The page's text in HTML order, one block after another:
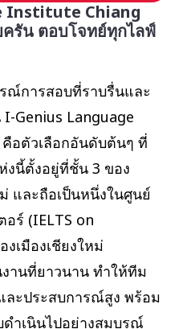
Institute Chiang
รัน ตอบโจทย์ทุกไลฟ์
ณ์การสอบที่ราบรื่นและ
Genius Language
อตัวเลือกอันดับต้นๆ ที่
งนี้ตั้งอยู่ที่ชั้น 3 ของ
และถือเป็นหนึ่งในศูนย์
ร์ (IELTS on
เมืองเชียงใหม่
งานที่ยาวนาน ทำให้ทีม
ะประสบการณ์สูง พร้อม
ำเนินไปอย่างสมบูรณ์